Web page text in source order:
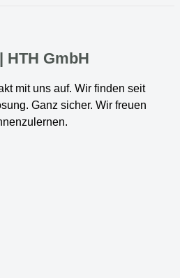
HTH GmbH
mit uns auf. Wir finden seit
Ganz sicher. Wir freuen